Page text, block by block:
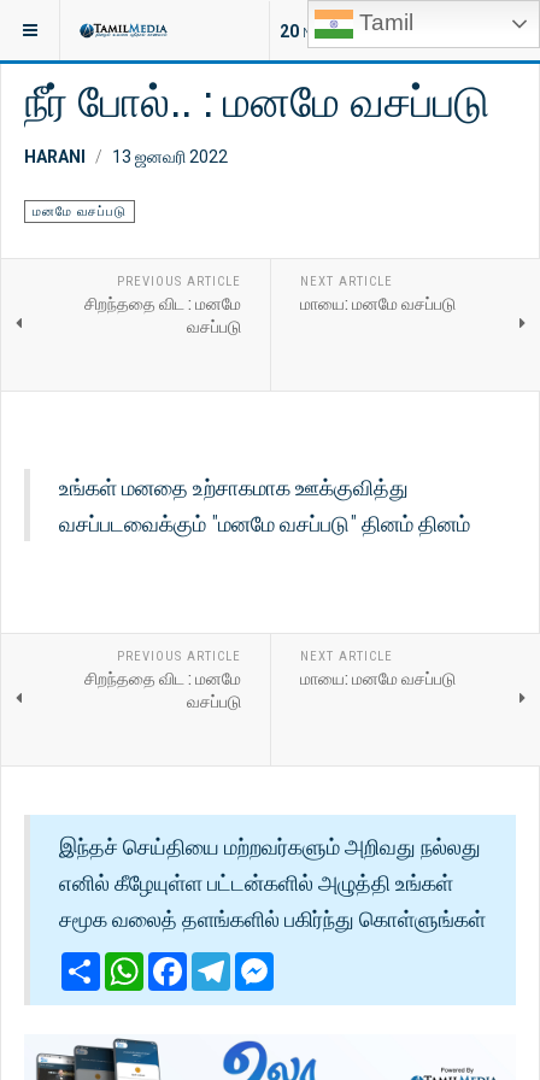
Tamil
20 NEW ARTICLES
இருக்குமிடம்: ஆன்மீகம் மனமே வசப்படு
நீர் போல்.. : மனமே வசப்படு
HARANI 13 ஜனவரி 2022
மனமே வசப்படு
PREVIOUS ARTICLE
சிறந்ததை விட : மனமே
வசப்படு
NEXT ARTICLE
மாயை: மனமே வசப்படு
உங்கள் மனதை உற்சாகமாக ஊக்குவித்து
வசப்படவைக்கும் "மனமே வசப்படு" தினம் தினம்
PREVIOUS ARTICLE
சிறந்ததை விட : மனமே
வசப்படு
NEXT ARTICLE
மாயை: மனமே வசப்படு
இந்தச் செய்தியை மற்றவர்களும் அறிவது நல்லது
எனில் கீழேயுள்ள பட்டன்களில் அழுத்தி உங்கள்
சமூக வலைத் தளங்களில் பகிர்ந்து கொள்ளுங்கள்
ShareWhatsApp
Facebook
Telegram